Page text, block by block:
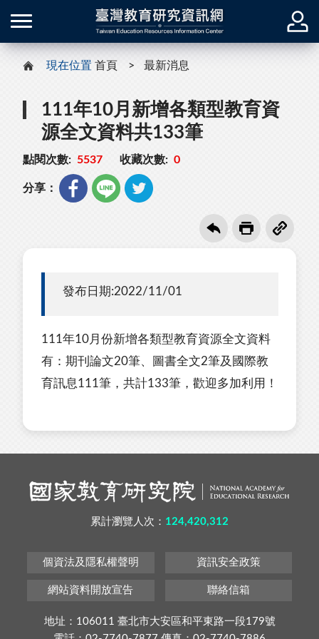
現在位置 首頁 最新消息
111年10月新增各類型教育資
源全文資料共133筆
點閱次數: 5537 收藏次數: 0
分享：
發布日期:2022/11/01
111年10月份新增各類型教育資源全文資料
有：期刊論文20筆、圖書全文2筆及國際教
育訊息111筆，共計133筆，歡迎多加利用！
累計瀏覽人次： 124,420,312
個資法及隱私權聲明 資訊安全政策
網站資料開放宣告 聯絡信箱
地址：106011 臺北市大安區和平東路一段179號